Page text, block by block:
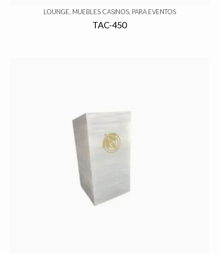
LOUNGE, MUEBLES CASINOS, PARA EVENTOS
TAC-450